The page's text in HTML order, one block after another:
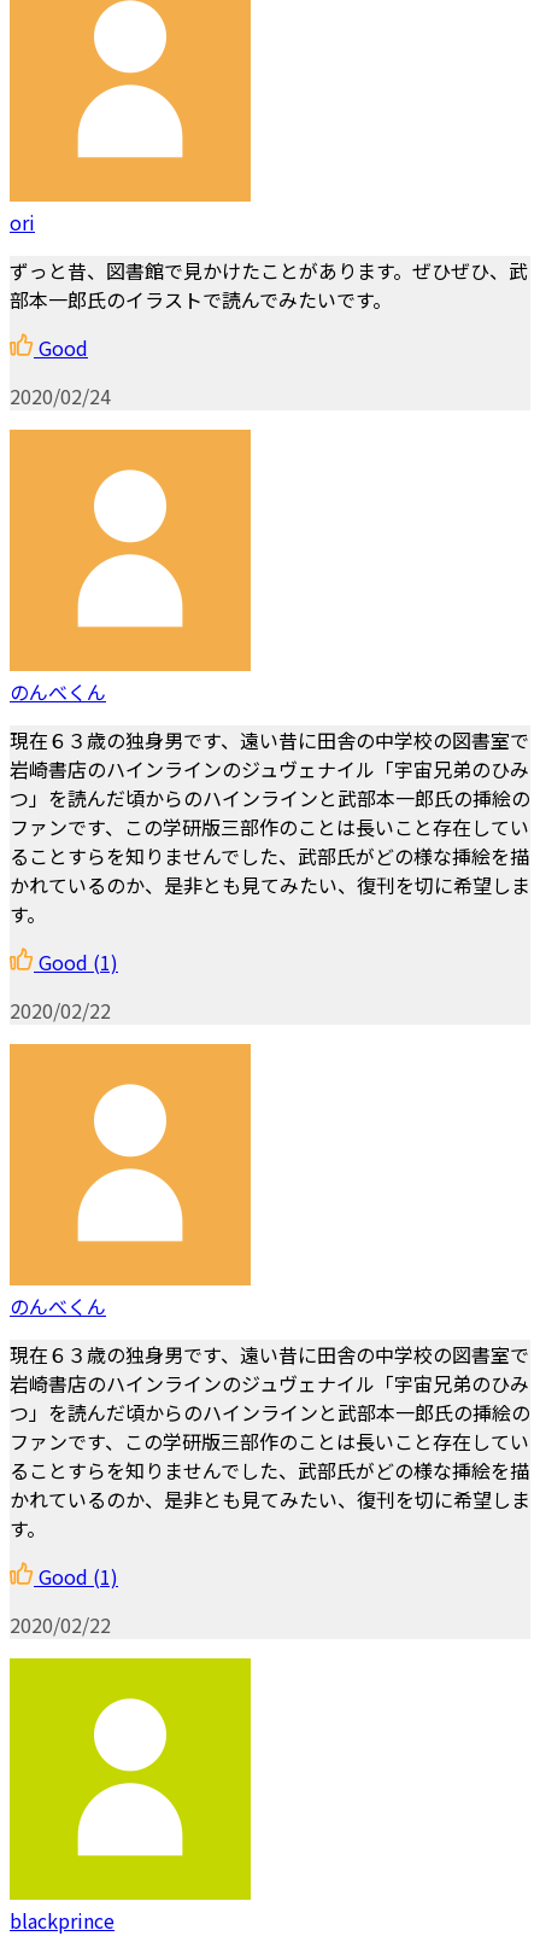
ori
ずっと昔、図書館で見かけたことがあります。ぜひぜひ、武
部本一郎氏のイラストで読んでみたいです。
Good
2020/02/24
のんべくん
現在６３歳の独身男です、遠い昔に田舎の中学校の図書室で
岩崎書店のハインラインのジュヴェナイル「宇宙兄弟のひみ
つ」を読んだ頃からのハインラインと武部本一郎氏の挿絵の
ファンです、この学研版三部作のことは長いこと存在してい
ることすらを知りませんでした、武部氏がどの様な挿絵を描
かれているのか、是非とも見てみたい、復刊を切に希望しま
す。
Good (1)
2020/02/22
のんべくん
現在６３歳の独身男です、遠い昔に田舎の中学校の図書室で
岩崎書店のハインラインのジュヴェナイル「宇宙兄弟のひみ
つ」を読んだ頃からのハインラインと武部本一郎氏の挿絵の
ファンです、この学研版三部作のことは長いこと存在してい
ることすらを知りませんでした、武部氏がどの様な挿絵を描
かれているのか、是非とも見てみたい、復刊を切に希望しま
す。
Good (1)
2020/02/22
blackprince